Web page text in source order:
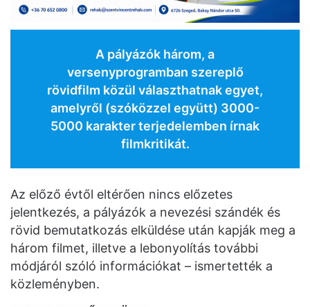
A pályázók három, a
versenyprogramban szereplő
rövidfilm közül választhatnak egyet,
amelyről (szóközzel együtt) 3000-
5000 karakter terjedelemben írnak
filmkritikát.
Az előző évtől eltérően nincs előzetes
jelentkezés, a pályázók a nevezési szándék és
rövid bemutatkozás elküldése után kapják meg a
három filmet, illetve a lebonyolítás további
módjáról szóló információkat – ismertették a
közleményben.